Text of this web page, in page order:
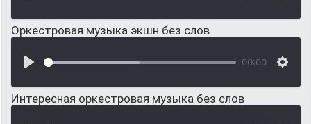
Оркестровая музыка экшн без слов
00:00
Интересная оркестровая музыка без слов